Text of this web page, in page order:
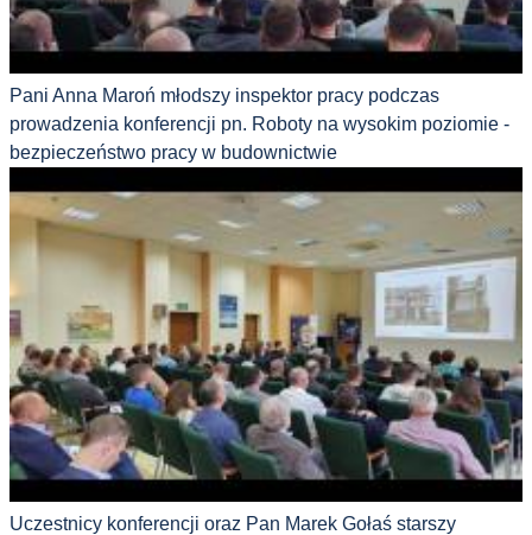
Pani Anna Maroń młodszy inspektor pracy podczas
prowadzenia konferencji pn. Roboty na wysokim poziomie -
bezpieczeństwo pracy w budownictwie
Uczestnicy konferencji oraz Pan Marek Gołaś starszy